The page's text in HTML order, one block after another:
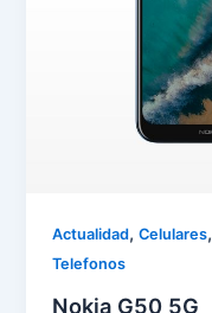
Actualidad,Celulares,
Telefonos
Nokia G50 5G